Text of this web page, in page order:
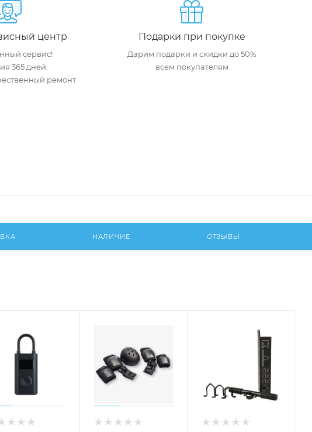
центр
сервис!
365 дней.
ремонт
Подарки при покупке
Дарим подарки и скидки до 50%
всем покупателям
НАЛИЧИЕ ОТЗЫВЫ